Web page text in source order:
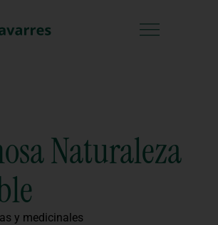
Naturaleza
y medicinales